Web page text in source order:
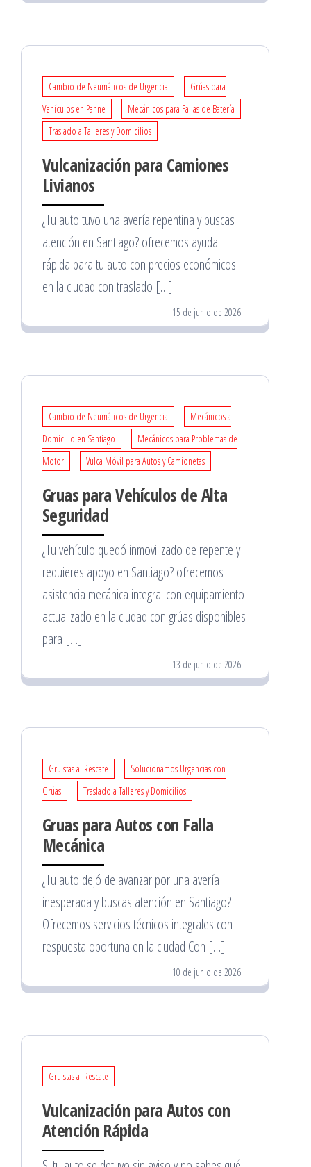
Cambio de Neumáticos de Urgencia
Grúas para
Vehículos en Panne
Mecánicos para Fallas de Batería
Traslado a Talleres y Domicilios
Vulcanización para Camiones
Livianos
¿Tu auto tuvo una avería repentina y buscas
atención en Santiago? ofrecemos ayuda
rápida para tu auto con precios económicos
en la ciudad con traslado […]
15 de junio de 2026
Cambio de Neumáticos de Urgencia
Mecánicos a
Domicilio en Santiago
Mecánicos para Problemas de
Motor
Vulca Móvil para Autos y Camionetas
Gruas para Vehículos de Alta
Seguridad
¿Tu vehículo quedó inmovilizado de repente y
requieres apoyo en Santiago? ofrecemos
asistencia mecánica integral con equipamiento
actualizado en la ciudad con grúas disponibles
para […]
13 de junio de 2026
Gruistas al Rescate
Solucionamos Urgencias con
Grúas
Traslado a Talleres y Domicilios
Gruas para Autos con Falla
Mecánica
¿Tu auto dejó de avanzar por una avería
inesperada y buscas atención en Santiago?
Ofrecemos servicios técnicos integrales con
respuesta oportuna en la ciudad Con […]
10 de junio de 2026
Gruistas al Rescate
Vulcanización para Autos con
Atención Rápida